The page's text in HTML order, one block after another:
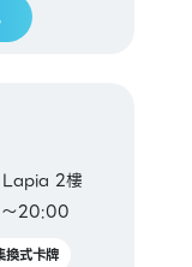
2樓
20:00
換式卡牌